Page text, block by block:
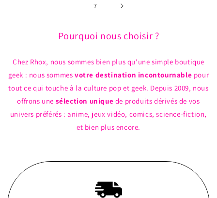
7
Pourquoi nous choisir ?
Chez Rhox, nous sommes bien plus qu'une simple boutique
geek : nous sommesvotre destination incontournable pour
tout ce qui touche à la culture pop et geek. Depuis 2009, nous
offrons une sélection unique de produits dérivés de vos
univers préférés : anime, jeux vidéo, comics, science-fiction,
et bien plus encore.